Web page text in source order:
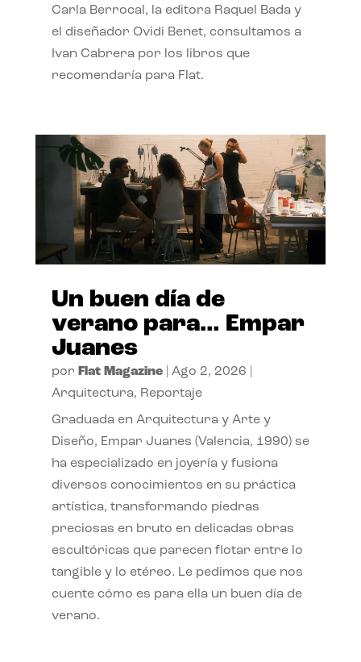
Carla Berrocal, la editora Raquel Bada y
el diseñador Ovidi Benet, consultamos a
Ivan Cabrera por los libros que
recomendaría para Flat.
Un buen día de
verano para… Empar
Juanes
por Flat Magazine| Ago 2, 2026
Arquitectura, Reportaje
Graduada en Arquitectura y Arte y
Diseño, Empar Juanes (Valencia, 1990) se
ha especializado en joyería y fusiona
diversos conocimientos en su práctica
artística, transformando piedras
preciosas en bruto en delicadas obras
escultóricas que parecen flotar entre lo
tangible y lo etéreo. Le pedimos que nos
cuente cómo es para ella un buen día de
verano.